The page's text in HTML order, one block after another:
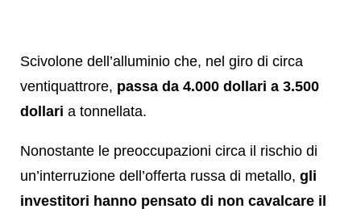
Scivolone dell’alluminio che, nel giro di circa
ventiquattrore, passa da 4.000 dollari a 3.500
dollari a tonnellata.
Nonostante le preoccupazioni circa il rischio di
un’interruzione dell’offerta russa di metallo, gli
investitori hanno pensato di non cavalcare il